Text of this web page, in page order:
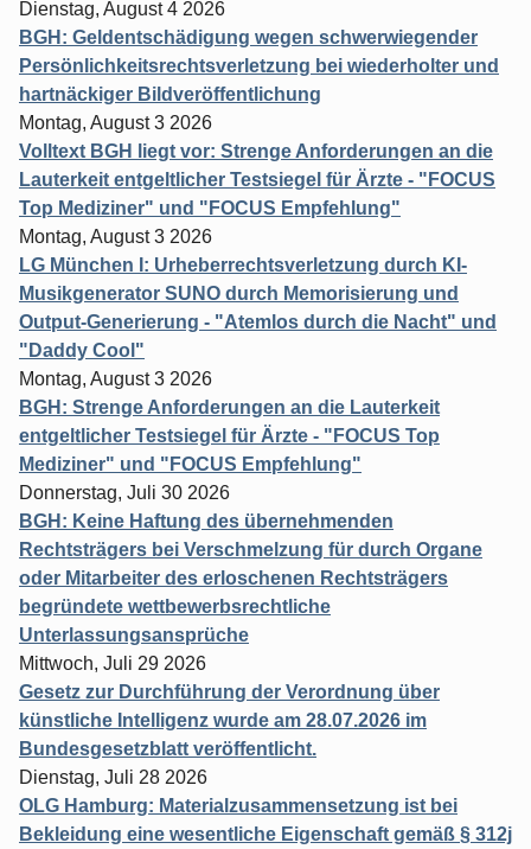
Dienstag, August 4 2026
BGH: Geldentschädigung wegen schwerwiegender
Persönlichkeitsrechtsverletzung bei wiederholter und
hartnäckiger Bildveröffentlichung
Montag, August 3 2026
Volltext BGH liegt vor: Strenge Anforderungen an die
Lauterkeit entgeltlicher Testsiegel für Ärzte - "FOCUS
Top Mediziner" und "FOCUS Empfehlung"
Montag, August 3 2026
LG München I: Urheberrechtsverletzung durch KI-
Musikgenerator SUNO durch Memorisierung und
Output-Generierung - "Atemlos durch die Nacht" und
"Daddy Cool"
Montag, August 3 2026
BGH: Strenge Anforderungen an die Lauterkeit
entgeltlicher Testsiegel für Ärzte - "FOCUS Top
Mediziner" und "FOCUS Empfehlung"
Donnerstag, Juli 30 2026
BGH: Keine Haftung des übernehmenden
Rechtsträgers bei Verschmelzung für durch Organe
oder Mitarbeiter des erloschenen Rechtsträgers
begründete wettbewerbsrechtliche
Unterlassungsansprüche
Mittwoch, Juli 29 2026
Gesetz zur Durchführung der Verordnung über
künstliche Intelligenz wurde am 28.07.2026 im
Bundesgesetzblatt veröffentlicht.
Dienstag, Juli 28 2026
OLG Hamburg: Materialzusammensetzung ist bei
Bekleidung eine wesentliche Eigenschaft gemäß § 312j